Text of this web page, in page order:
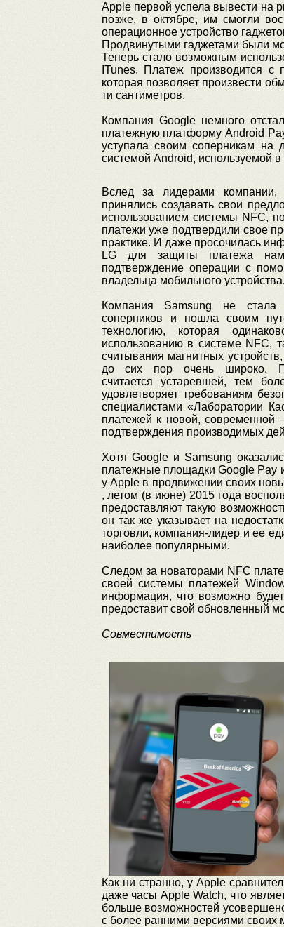
Apple первой успела вывести на
позже, в октябре, им смогли
операционное устройство
Продвинутыми гаджетами были
Теперь стало возможным
ITunes. Платеж производится с
которая позволяет произвести
ти сантиметров.
Компания Google немного
платежную платформу Android
уступала своим соперникам на
системой Android, используемой
Вслед за лидерами
принялись создавать свои
использованием системы NFC,
платежи уже подтвердили свое
практике. И даже просочилась
LG для защиты платежа
подтверждение операции с
владельца мобильного устройства.
Компания Samsung не стала
соперников и пошла своим
технологию, которая
использованию в системе NFC,
считывания магнитных
до сих пор очень широко.
считается устаревшей, тем
удовлетворяет требованиям
специалистами «Лаборатории
платежей к новой, современной
подтверждения производимых
Хотя Google и Samsung
платежные площадки Google Pay
у Apple в продвижении своих
, летом (в июне) 2015 года
предоставляют такую
он так же указывает на
торговли, компания-лидер и ее
наиболее популярными.
Следом за новаторами NFC
своей системы платежей
информация, что возможно
предоставит свой обновленный
Совместимость
Как ни странно, у Apple
даже часы Apple Watch, что
больше возможностей
с более ранними версиями своих